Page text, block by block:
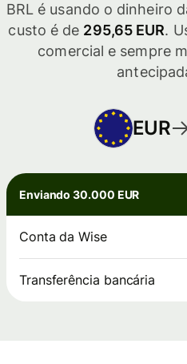
BRL é usando o dinheiro
custo é de 295,65 EUR.
comercial e sempre
EUR
Enviando 30.000 EUR
Conta da Wise
Transferência bancária